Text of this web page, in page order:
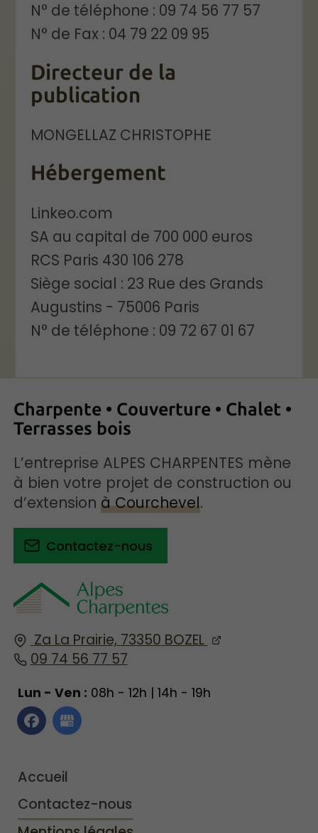
N° de téléphone : 09 74 56 77 57
N° de Fax : 04 79 22 09 95
Directeur de la
publication
MONGELLAZ CHRISTOPHE
Hébergement
Linkeo.com
SA au capital de 700 000 euros
RCS Paris 430 106 278
Siège social : 23 Rue des Grands
Augustins - 75006 Paris
N° de téléphone : 09 72 67 01 67
Za La Prairie, 73350 BOZEL
09 74 56 77 57
Lun - Ven : 08h - 12h | 14h - 19h
Accueil
Contactez-nous
Charpente • Couverture • Chalet •
Terrasses bois
L’entreprise ALPES CHARPENTES mène
à bien votre projet de construction ou
d’extensionà Courchevel.
Contactez-nous